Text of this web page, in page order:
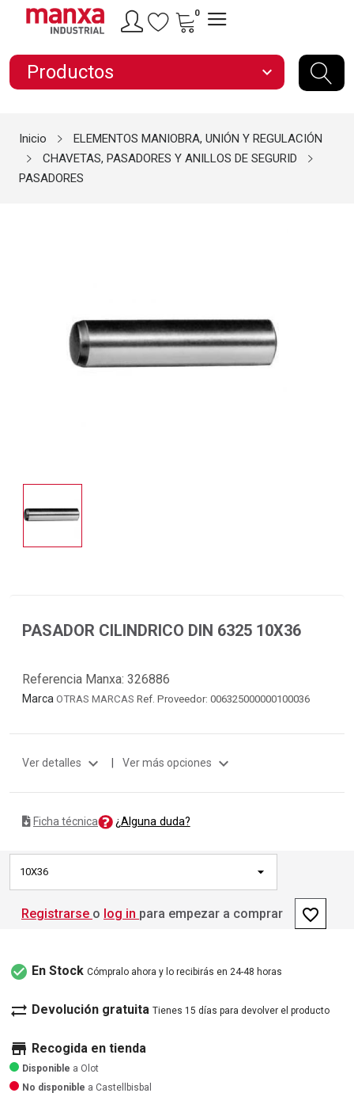
0
Productos expand_more
Inicio
ELEMENTOS MANIOBRA, UNIÓN Y REGULACIÓN
CHAVETAS, PASADORES Y ANILLOS DE SEGURID
PASADORES
PASADOR CILINDRICO DIN 6325 10X36
Referencia Manxa: 326886
Marca OTRAS MARCAS Ref. Proveedor: 006325000000100036
Ver detalles expand_more | Ver más opciones expand_more
Ficha técnica ¿Alguna duda?
10X36
Registrarse o log in para empezar a comprar favorite_border
check_circle En Stock Cómpralo ahora y lo recibirás en 24-48 horas
sync_alt Devolución gratuita Tienes 15 días para devolver el producto
store Recogida en tienda
Disponible a Olot
No disponible a Castellbisbal